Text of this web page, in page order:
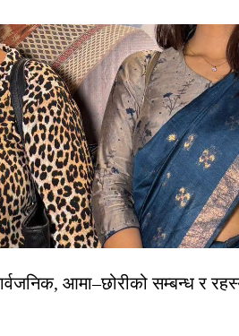
आमा–छोरीको सम्बन्ध र